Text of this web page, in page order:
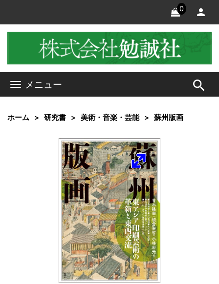
0
メニュー search
ホーム 研究書 美術・音楽・芸能 蘇州版画